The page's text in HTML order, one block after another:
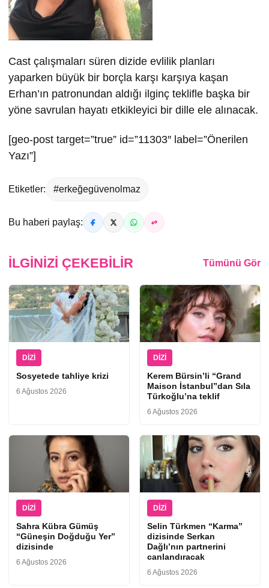
Cast çalışmaları süren dizide evlilik planları
yaparken büyük bir borçla karşı karşıya kaşan
Erhan’ın patronundan aldığı ilginç teklifle başka bir
yöne savrulan hayatı etkikleyici bir dille ele alınacak.
[geo-post target=”true” id=”11303″ label=”Önerilen
Yazı”]
Etiketler: #erkeğegüvenolmaz
Bu haberi paylaş:
İLGINIZI ÇEKEBILIR Tümünü Gör
DIZI
Sosyetede tahliye krizi
6 Ağustos 2026
DIZI
Kerem Bürsin’li “Grand
Maison İstanbul”dan Sıla
Türkoğlu’na teklif
6 Ağustos 2026
DIZI
Sahra Kübra Gümüş
“Güneşin Doğduğu Yer”
dizisinde
6 Ağustos 2026
DIZI
Selin Türkmen “Karma”
dizisinde Serkan
Dağlı’nın partnerini
canlandıracak
6 Ağustos 2026